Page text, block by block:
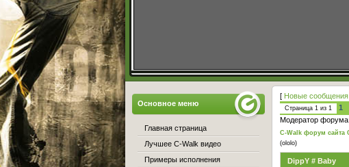
[ Новые сообщения
Страница 1из 1 1
Модератор форума:
C-Walk форум сайта
(ololo)
DippY # Baby
Основное меню
Главная страница
Лучшее C-Walk видео
Примеры исполнения